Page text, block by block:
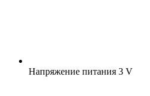
Напряжение питания 3 V